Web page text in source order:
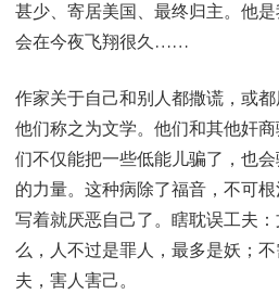
甚少、寄居美国、最终归主。他是
会在今夜飞翔很久……
作家关于自己和别人都撒谎，或都
他们称之为文学。他们和其他奸
们不仅能把一些低能儿骗了，也
的力量。这种病除了福音，不可
写着就厌恶自己了。瞎耽误工夫
么，人不过是罪人，最多是妖；
夫，害人害己。